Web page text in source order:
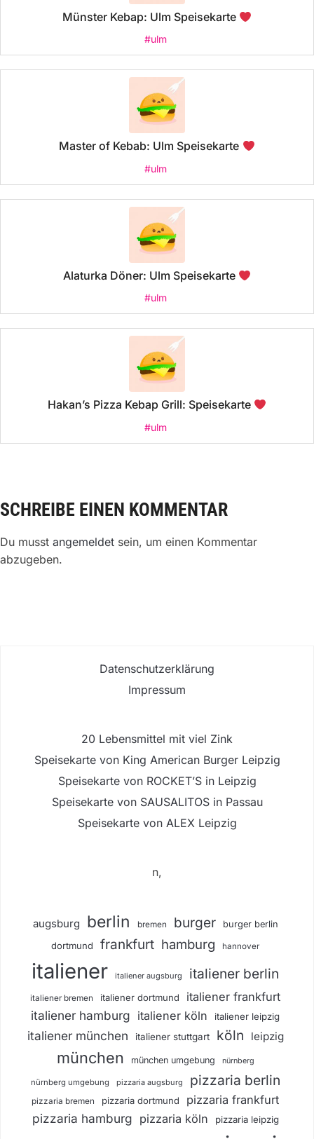
Münster Kebap: Ulm Speisekarte
#ulm
Master of Kebab: Ulm Speisekarte
#ulm
Alaturka Döner: Ulm Speisekarte
#ulm
Hakan’s Pizza Kebap Grill: Speisekarte
#ulm
SCHREIBE EINEN KOMMENTAR
Du musst angemeldet sein, um einen Kommentar
abzugeben.
Datenschutzerklärung
Impressum
20 Lebensmittel mit viel Zink
Speisekarte von King American Burger Leipzig
Speisekarte von ROCKET’S in Leipzig
Speisekarte von SAUSALITOS in Passau
Speisekarte von ALEX Leipzig
n,
augsburg berlin bremen burger burger berlin
dortmund frankfurt hamburg hannover
italiener italiener augsburg italiener berlin
italiener bremen italiener dortmund italiener frankfurt
italiener hamburg italiener köln italiener leipzig
italiener münchen italiener stuttgart köln leipzig
münchen münchen umgebung nürnberg
nürnberg umgebung pizzaria augsburg pizzaria berlin
pizzaria bremen pizzaria dortmund pizzaria frankfurt
pizzaria hamburg pizzaria köln pizzaria leipzig